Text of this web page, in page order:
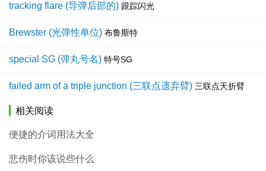
tracking flare (导弹后部的) 跟踪闪光
Brewster (光弹性单位) 布鲁斯特
special SG (弹丸号名) 特号SG
failed arm of a triple junction (三联点遗弃臂) 三联点夭折臂
相关阅读
便捷的介词用法大全
悲伤时你该说些什么